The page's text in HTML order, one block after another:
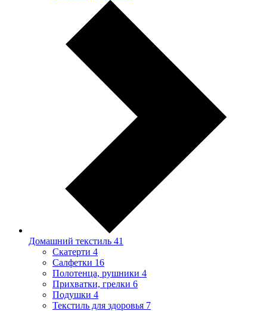
Домашний текстиль 41
Скатерти 4
Салфетки 16
Полотенца, рушники 4
Прихватки, грелки 6
Подушки 4
Текстиль для здоровья 7